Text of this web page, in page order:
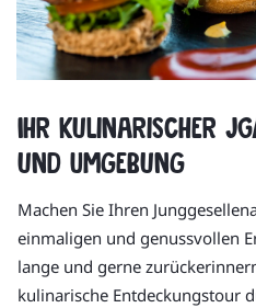
Ihr kulinarischer
und Umgebung
Machen Sie Ihren
einmaligen und genussvollen
lange und gerne
kulinarische Entdeckungstour